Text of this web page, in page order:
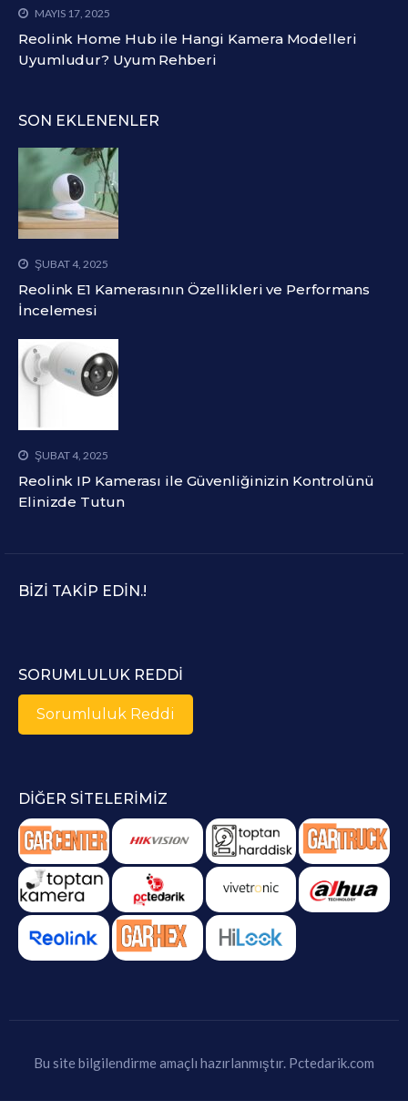
MAYIS 17, 2025
Reolink Home Hub ile Hangi Kamera Modelleri
Uyumludur? Uyum Rehberi
SON EKLENENLER
ŞUBAT 4, 2025
Reolink E1 Kamerasının Özellikleri ve Performans
İncelemesi
ŞUBAT 4, 2025
Reolink IP Kamerası ile Güvenliğinizin Kontrolünü
Elinizde Tutun
BIZI TAKIP EDIN.!
SORUMLULUK REDDI
Sorumluluk Reddi
DIĞER SITELERIMIZ
Bu site bilgilendirme amaçlı hazırlanmıştır. Pctedarik.com